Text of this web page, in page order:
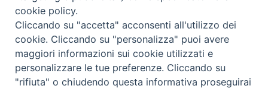
Copyright © 2019 - Tutti i diritti riservati - Vita
Trentina Editrice
Privacy Policy
Torna
cookie policy.
Cliccando su "accetta" acconsenti all'utilizzo dei
cookie. Cliccando su "personalizza" puoi avere
maggiori informazioni sui cookie utilizzati e
personalizzare le tue preferenze. Cliccando su
"rifiuta" o chiudendo questa informativa proseguirai